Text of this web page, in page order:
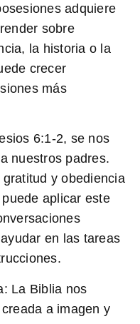
adquiere
sobre
la historia o la
crecer
más
6:1-2, se nos
nuestros padres.
y obediencia
aplicar este
en las tareas
La Biblia nos
a imagen y